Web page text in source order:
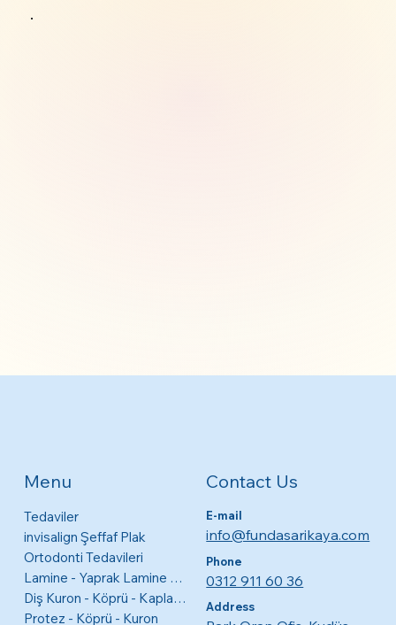
Menu
Tedaviler
invisalign Şeffaf Plak
Ortodonti Tedavileri
Lamine - Yaprak Lamine Diş Kaplamaları
Diş Kuron - Köprü - Kaplama
Protez - Köprü - Kuron
Contact Us
E-mail
info@fundasarikaya.com
Phone
0312 911 60 36
Address